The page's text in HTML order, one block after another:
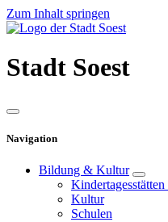
Zum Inhalt springen
Stadt Soest
Navigation
Bildung & Kultur
Kultur
Schulen